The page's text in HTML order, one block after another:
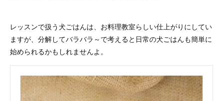
レッスンで扱う犬ごはんは、お料理教室らしい仕上がりにしてい
ますが、分解してバラバラ～で考えると日常の犬ごはんも簡単に
始められるかもしれませんよ。